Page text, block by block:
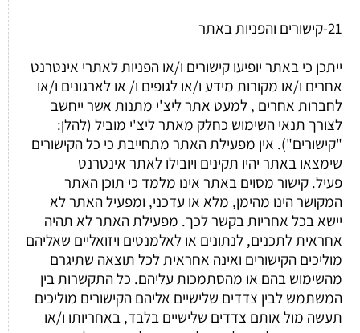
21-קישורים והפניות באתר
ייתכן כי באתר יופיעו קישורים ו/או הפניות לאתרי אינטרנט
אחרים ו/או מקורות מידע ו/או לגופים ו/ או לארגונים ו/או
לחברות אחרים , למעט אתר ליצ'י מתנות אשר ייחשב
לצורך תנאי השימוש כחלק מאתר ליצ'י מוביל (להלן:
"קישורים"). אין מפעילת האתר מתחייבת כי כל הקישורים
שימצאו באתר יהיו תקינים ויובילו לאתר אינטרנט
פעיל. קישור מסוים באתר אינו מלמד כי תוכן האתר
המקושר הינו מהימן, מלא או עדכני, ומפעיל האתר לא
יישא בכל אחריות בקשר לכך. מפעילת האתר לא תהיה
אחראית לתכנים, לנתונים או לאלמנטים ויזואליים שאליהם
מוליכים הקישורים ואינה אחראית לכל תוצאה שתיגרם
מהשימוש בהם או מהסתמכות עליהם. כל התקשרות בין
המשתמש לבין צדדים שלישיים אליהם הקישורים מוליכים
תעשה מול אותם צדדים שלישיים בלבד, באחריותו ו/או